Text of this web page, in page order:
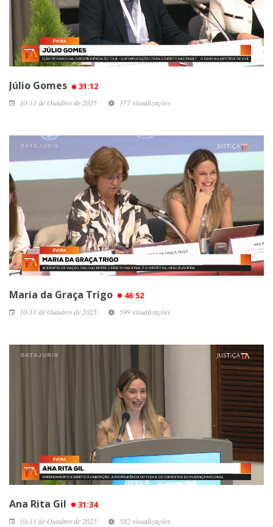
Júlio Gomes 31:12
10-11 de Outubro de 2025 177 visualizações
Maria da Graça Trigo 46:52
10-11 de Outubro de 2025 599 visualizações
Ana Rita Gil 31:34
10-11 de Outubro de 2025 582 visualizações